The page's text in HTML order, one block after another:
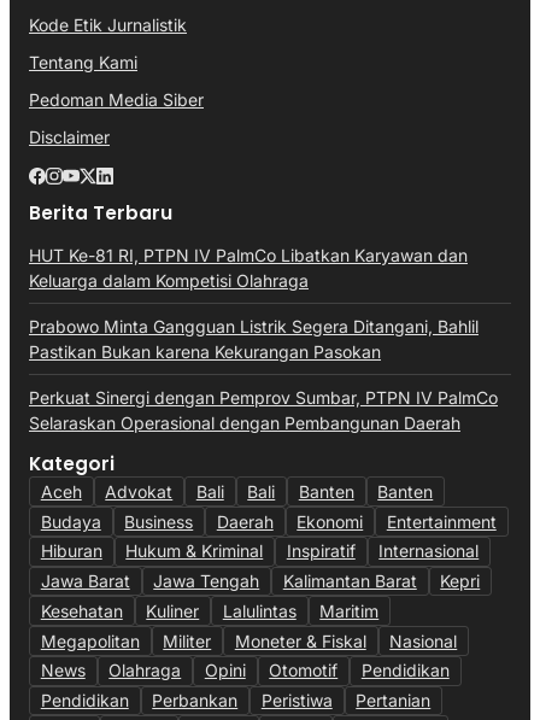
Kode Etik Jurnalistik
Tentang Kami
Pedoman Media Siber
Disclaimer
Berita Terbaru
HUT Ke-81 RI, PTPN IV PalmCo Libatkan Karyawan dan
Keluarga dalam Kompetisi Olahraga
Prabowo Minta Gangguan Listrik Segera Ditangani, Bahlil
Pastikan Bukan karena Kekurangan Pasokan
Perkuat Sinergi dengan Pemprov Sumbar, PTPN IV PalmCo
Selaraskan Operasional dengan Pembangunan Daerah
Kategori
Aceh Advokat Bali Bali Banten
Banten
Budaya
Business Daerah Ekonomi
Entertainment
Hiburan
Hukum & Kriminal Inspiratif
Internasional
Jawa Barat
Jawa Tengah Kalimantan Barat
Kepri
Kesehatan
Kuliner Lalulintas
Maritim
Megapolitan
Militer Moneter & Fiskal
Nasional
News
Olahraga Opini Otomotif
Pendidikan
Pendidikan
Perbankan Peristiwa
Pertanian